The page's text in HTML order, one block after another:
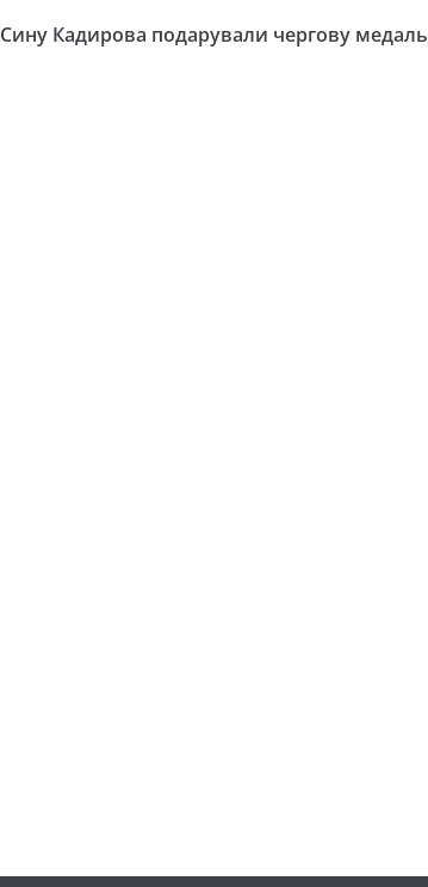
Сину Кадирова подарували чергову медаль